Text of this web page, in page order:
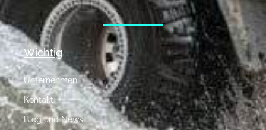
Wichtig
Unternehmen
Kontakt
Blog und News